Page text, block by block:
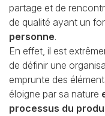
partage et de
de qualité ayant un
personne.
En effet, il est
de définir une
emprunte des
éloigne par sa nature
processus du